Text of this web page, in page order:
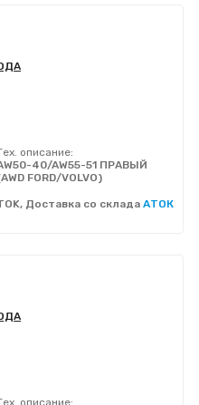
описание:
40/AW55-51 ПРАВЫЙ
FORD/VOLVO)
Доставка со склада АТОК
описание: